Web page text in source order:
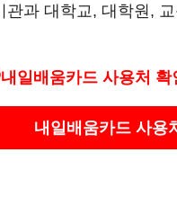
과 대학교, 대학원,
내일배움카드 사용처
내일배움카드 사용